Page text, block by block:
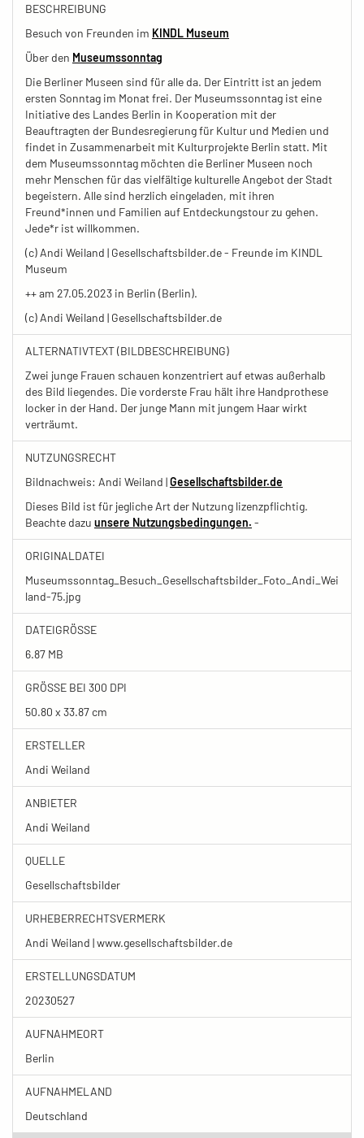
BESCHREIBUNG
Besuch von Freunden im KINDL Museum
Über den Museumssonntag
Die Berliner Museen sind für alle da. Der Eintritt ist an jedem
ersten Sonntag im Monat frei. Der Museumssonntag ist eine
Initiative des Landes Berlin in Kooperation mit der
Beauftragten der Bundesregierung für Kultur und Medien und
findet in Zusammenarbeit mit Kulturprojekte Berlin statt. Mit
dem Museumssonntag möchten die Berliner Museen noch
mehr Menschen für das vielfältige kulturelle Angebot der Stadt
begeistern. Alle sind herzlich eingeladen, mit ihren
Freund*innen und Familien auf Entdeckungstour zu gehen.
Jede*r ist willkommen.
(c) Andi Weiland | Gesellschaftsbilder.de - Freunde im KINDL
Museum
++ am 27.05.2023 in Berlin (Berlin).
(c) Andi Weiland | Gesellschaftsbilder.de
ALTERNATIVTEXT (BILDBESCHREIBUNG)
Zwei junge Frauen schauen konzentriert auf etwas außerhalb
des Bild liegendes. Die vorderste Frau hält ihre Handprothese
locker in der Hand. Der junge Mann mit jungem Haar wirkt
verträumt.
NUTZUNGSRECHT
Bildnachweis: Andi Weiland |Gesellschaftsbilder.de
Dieses Bild ist für jegliche Art der Nutzung lizenzpflichtig.
Beachte dazu unsere Nutzungsbedingungen. -
ORIGINALDATEI
Museumssonntag_Besuch_Gesellschaftsbilder_Foto_Andi_Wei
land-75.jpg
DATEIGRÖSSE
6.87 MB
GRÖSSE BEI 300 DPI
50.80 x 33.87 cm
ERSTELLER
Andi Weiland
ANBIETER
Andi Weiland
QUELLE
Gesellschaftsbilder
URHEBERRECHTSVERMERK
Andi Weiland | www.gesellschaftsbilder.de
ERSTELLUNGSDATUM
20230527
AUFNAHMEORT
Berlin
AUFNAHMELAND
Deutschland